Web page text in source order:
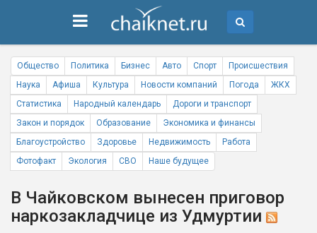
Общество Политика Бизнес Авто Спорт
Происшествия
Наука
Афиша Культура Новости компаний Погода
ЖКХ
Статистика
Народный календарь
Дороги и транспорт
Закон и порядок
Образование
Экономика и финансы
Благоустройство
Здоровье Недвижимость
Работа
Фотофакт
Экология СВО Наше будущее
В Чайковском вынесен приговор
наркозакладчице из Удмуртии